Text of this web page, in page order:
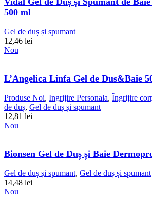
500 ml
Gel de duș și spumant
12,46 lei
Nou
L’Angelica Linfa Gel de Dus&Baie
Produse Noi, Ingrijire Personala, Îngrijire
de duș, Gel de duș și spumant
12,81 lei
Nou
Bionsen Gel de Duș și Baie
Gel de duș și spumant, Gel de duș și spumant
14,48 lei
Nou